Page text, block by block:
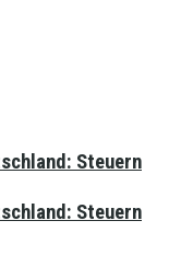
Steuern
Steuern